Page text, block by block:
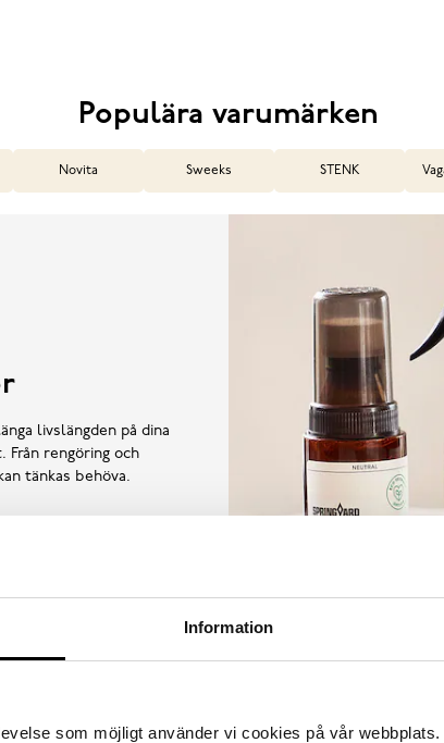
Information
som möjligt använder vi cookies på vår
Populära varumärken
Novita Sweeks STENK
livslängden på dina
rengöring och
tänkas behöva.